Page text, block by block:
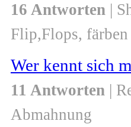
16 Antworten |
Flip,Flops, färben
Wer kennt sich
11 Antworten |
Abmahnung